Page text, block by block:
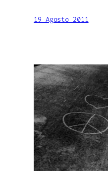
19 Agosto 2011